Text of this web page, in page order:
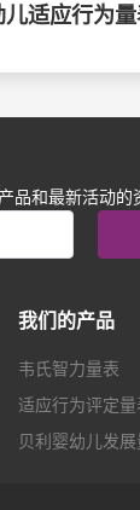
儿适应行为
品和最新活动的
我们的产品
韦氏智力量表
适应行为评定量
贝利婴幼儿发展